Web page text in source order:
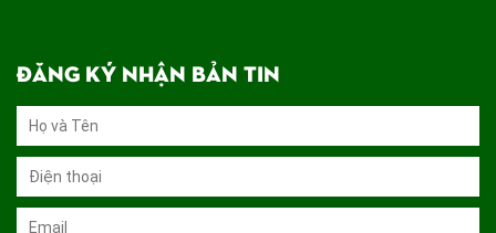
ĐĂNG KÝ NHẬN BẢN TIN